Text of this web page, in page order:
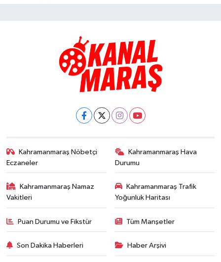
Kahramanmaraş Nöbetçi
Eczaneler
Kahramanmaraş Hava
Durumu
Kahramanmaraş Namaz
Vakitleri
Kahramanmaraş Trafik
Yoğunluk Haritası
Puan Durumu ve Fikstür Tüm Manşetler
Son Dakika Haberleri Haber Arşivi